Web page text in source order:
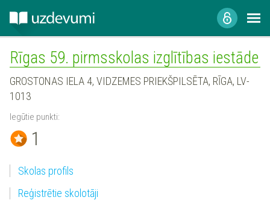
Rīgas 59. pirmsskolas izglītības iestāde
GROSTONAS IELA 4, VIDZEMES PRIEKŠPILSĒTA, RĪGA, LV-
1013
Iegūtie punkti:
1
Skolas profils
Reģistrētie skolotāji